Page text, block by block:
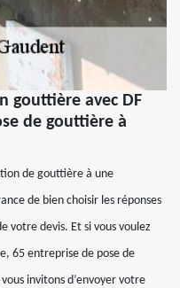
gouttière avec DF
de gouttière à
de gouttière à une
de bien choisir les réponses
votre devis. Et si vous voulez
65 entreprise de pose de
invitons d’envoyer votre